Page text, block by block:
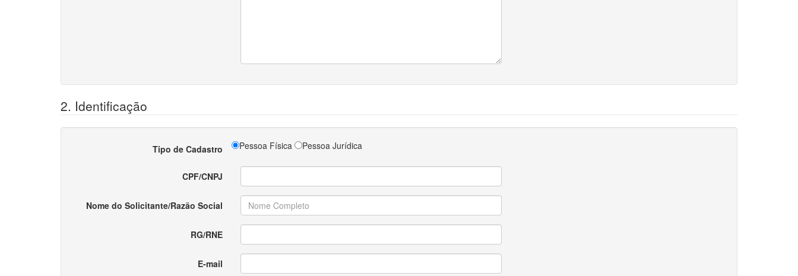
2. Identificação
Tipo de Cadastro Pessoa Física Pessoa Jurídica
CPF/CNPJ
Nome do Solicitante/Razão Social
RG/RNE
E-mail